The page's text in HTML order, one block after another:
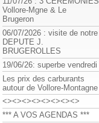
Vollore-Mgne & Le
Brugeron
06/07/2026 : visite de notre
DEPUTE J.
BRUGEROLLES
19/06/26: superbe vendredi
Les prix des carburants
autour de Vollore-Montagne
<><><><><><><><>
*** A VOS AGENDAS ***